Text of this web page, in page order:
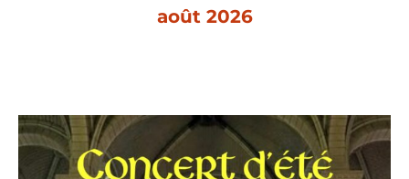
août 2026